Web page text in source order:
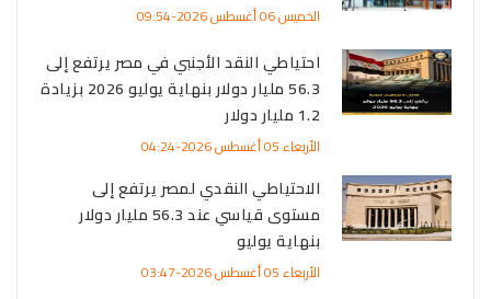
الخميس 06 أغسطس 2026-09:54
احتياطي النقد الأجنبي في مصر يرتفع إلى
56.3 مليار دولار بنهاية يوليو 2026 بزيادة
1.2 مليار دولار
الأربعاء 05 أغسطس 2026-04:24
الاحتياطي النقدي لمصر يرتفع إلى
مستوى قياسي عند 56.3 مليار دولار
بنهاية يوليو
الأربعاء 05 أغسطس 2026-03:47